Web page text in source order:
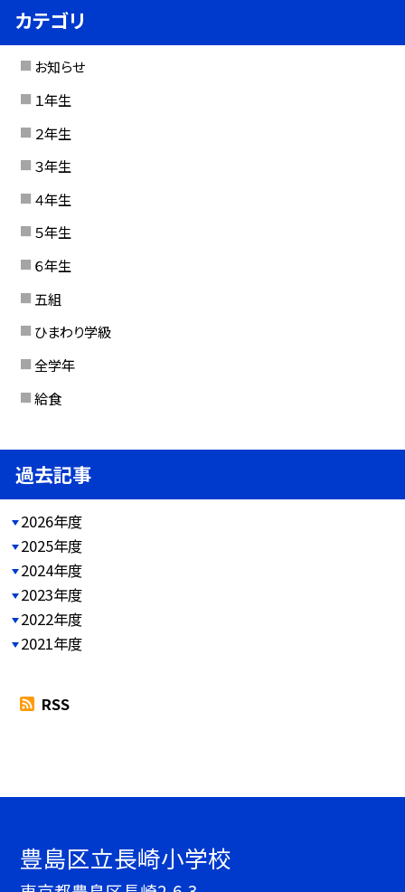
カテゴリ
お知らせ
１年生
２年生
３年生
４年生
５年生
６年生
五組
ひまわり学級
全学年
給食
過去記事
2026年度
2025年度
2024年度
2023年度
2022年度
2021年度
RSS
豊島区立長崎小学校